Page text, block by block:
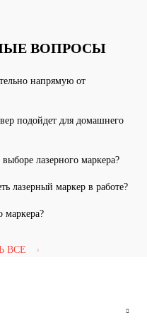
ВОПРОСЫ
напрямую от
подойдет для домашнего
лазерного маркера?
лазерный маркер в работе?
маркера?
ВСЕ